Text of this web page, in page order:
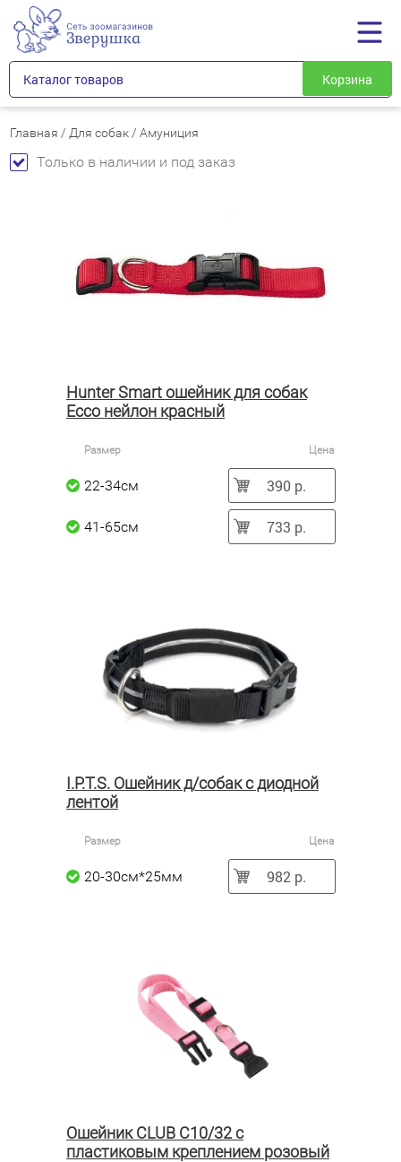
Каталог товаров Корзина
Главная / Для собак /Амуниция
Только в наличии и под заказ
Hunter Smart ошейник для собак
Ecco нейлон красный
Размер Цена
22-34см 390 р.
41-65см 733 р.
I.P.T.S. Ошейник д/собак с диодной
лентой
Размер Цена
20-30см*25мм 982 р.
Ошейник CLUB C10/32 с
пластиковым креплением розовый